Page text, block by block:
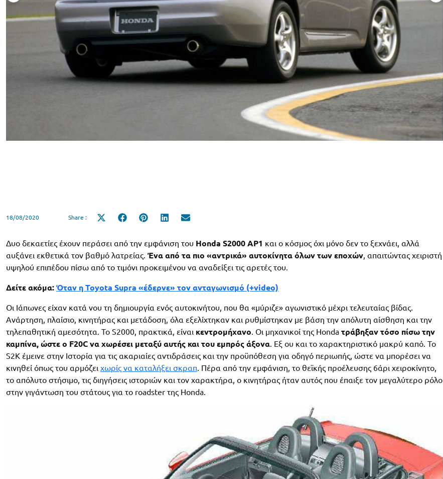
18/08/2020 Share :
Share
Share
Share
Share
Δυο δεκαετίες έχουν περάσει από την εμφάνιση του Honda S2000 AP1 και ο κόσμος όχι μόνο δεν το ξεχνάει, αλλά
αυξάνει εκθετικά τον βαθμό λατρείας. Ένα από τα πιο «αντρικά» αυτοκίνητα όλων των εποχών, απαιτώντας χειριστή
υψηλού επιπέδου πίσω από το τιμόνι προκειμένου να αναδείξει τις αρετές του.
Δείτε ακόμα: Όταν η Toyota Supra «έδερνε» τον ανταγωνισμό (+video)
Οι Ιάπωνες είχαν κατά νου τη δημιουργία ενός αυτοκινήτου, που θα «μύριζε» αγωνιστικό μέχρι τελευταίας βίδας.
Ανάρτηση, πλαίσιο, κινητήρας και μετάδοση, όλα εξελίχτηκαν και ρυθμίστηκαν με βάση την απόλυτη αίσθηση και την
τηλεπαθητική αμεσότητα. Το S2000, πρακτικά, είναι κεντρομήχανο. Οι μηχανικοί της Honda τράβηξαν τόσο πίσω την
καμπίνα, ώστε ο F20C να χωρέσει μεταξύ αυτής και του εμπρός άξονα. Εξ ου και το χαρακτηριστικό μακρύ καπό. Το
S2K έμεινε στην Ιστορία για τις ακαριαίες αντιδράσεις και την προϋπόθεση για οδηγό περιωπής, ώστε να μπορέσει να
κινηθεί όπως του αρμόζει χωρίς να καταλήξει σκραπ. Πέρα από την εμφάνιση, το θεϊκής προέλευσης 6άρι χειροκίνητο,
το απόλυτο στήσιμο, τις διηγήσεις ιστοριών και τον χαρακτήρα, ο κινητήρας ήταν αυτός που έπαιξε τον μεγαλύτερο ρόλο
στην γιγάντωση του στάτους για το roadster της Honda.